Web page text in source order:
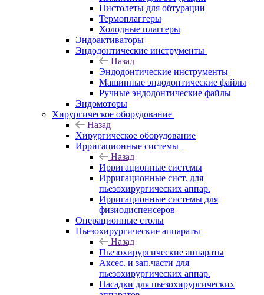
Пистолеты для обтурации
Термоплаггеры
Холодные плаггеры
Эндоактиваторы
Эндодонтические инструменты
Назад
Эндодонтические инструменты
Машинные эндодонтические файлы
Ручные эндодонтические файлы
Эндомоторы
Хирургическое оборудование
Назад
Хирургическое оборудование
Ирригационные системы
Назад
Ирригационные системы
Ирригационные сист. для
пьезохирургических аппар.
Ирригационные системы для
физиодиспенсеров
Операционные столы
Пьезохирургические аппараты
Назад
Пьезохирургические аппараты
Аксес. и зап.части для
пьезохирургических аппар.
Насадки для пьезохирургических